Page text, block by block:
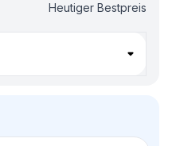
Heutiger Bestpreis